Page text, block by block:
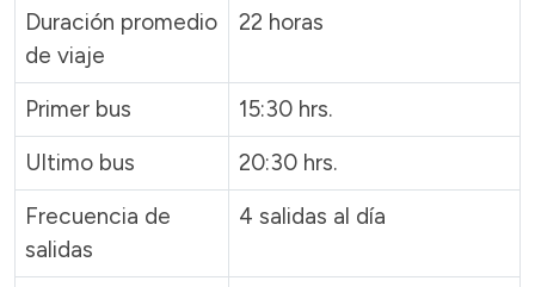
Duración promedio
de viaje
22 horas
Primer bus
15:30 hrs.
Ultimo bus
20:30 hrs.
Frecuencia de
salidas
4 salidas al día